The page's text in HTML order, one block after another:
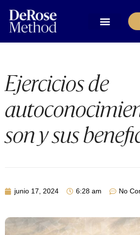
Ejercicios de
son y sus
junio 17, 2024 6:28 am No